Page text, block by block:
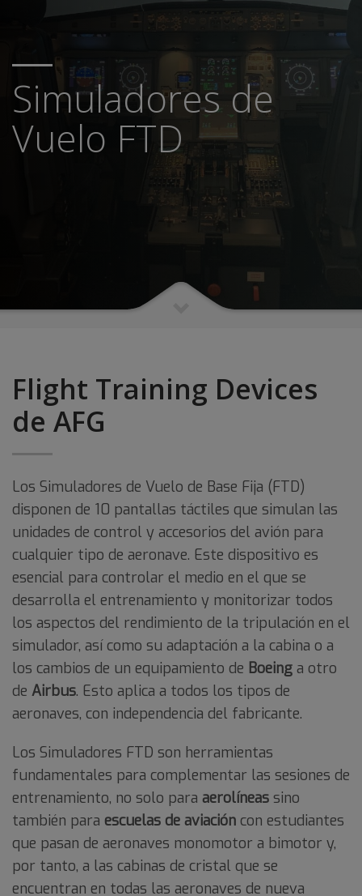
Simuladores de
Vuelo FTD
Flight Training Devices
de AFG
Los Simuladores de Vuelo de Base Fija (FTD)
disponen de 10 pantallas táctiles que simulan las
unidades de control y accesorios del avión para
cualquier tipo de aeronave. Este dispositivo es
esencial para controlar el medio en el que se
desarrolla el entrenamiento y monitorizar todos
los aspectos del rendimiento de la tripulación en el
simulador, así como su adaptación a la cabina o a
los cambios de un equipamiento de Boeing a otro
de Airbus. Esto aplica a todos los tipos de
aeronaves, con independencia del fabricante.
Los Simuladores FTD son herramientas
fundamentales para complementar las sesiones de
entrenamiento, no solo para aerolíneas sino
también para escuelas de aviación con estudiantes
que pasan de aeronaves monomotor a bimotor y,
por tanto, a las cabinas de cristal que se
encuentran en todas las aeronaves de nueva